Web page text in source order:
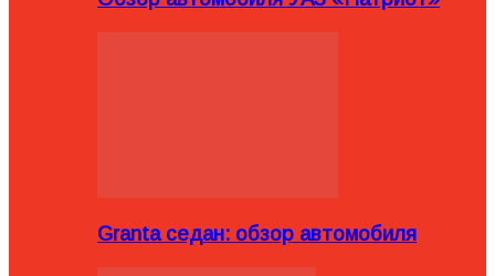
Granta седан: обзор автомобиля